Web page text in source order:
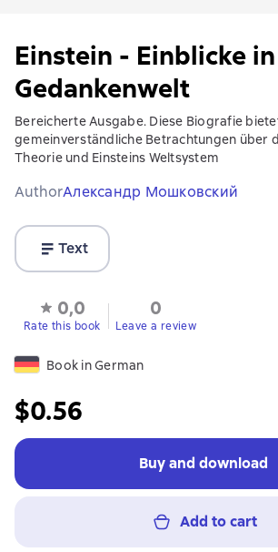
Einstein - Einblicke
Gedankenwelt
Bereicherte Ausgabe. Diese Biografie
gemeinverständliche Betrachtungen über
Theorie und Einsteins Weltsystem
AuthorАлександр Мошковский
Text
0,0
Rate this book
0
Leave a review
Book in German
$0.56
Buy and download
Add to cart